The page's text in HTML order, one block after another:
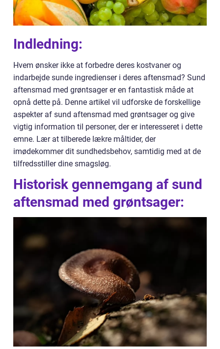
Indledning:
Hvem ønsker ikke at forbedre deres kostvaner og
indarbejde sunde ingredienser i deres aftensmad? Sund
aftensmad med grøntsager er en fantastisk måde at
opnå dette på. Denne artikel vil udforske de forskellige
aspekter af sund aftensmad med grøntsager og give
vigtig information til personer, der er interesseret i dette
emne. Lær at tilberede lækre måltider, der
imødekommer dit sundhedsbehov, samtidig med at de
tilfredsstiller dine smagsløg.
Historisk gennemgang af sund
aftensmad med grøntsager: